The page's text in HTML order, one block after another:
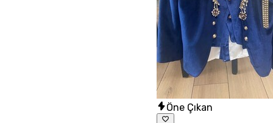
Öne Çıkan